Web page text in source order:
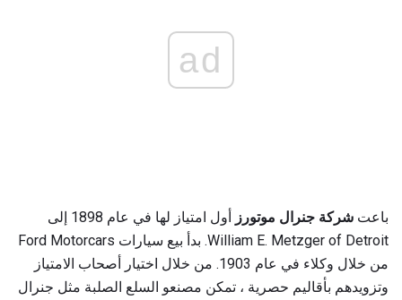
ad
باعت شركة جنرال موتورز
أول امتياز لها في عام 1898 إلى
William E. Metzger of Detroit. بدأ بيع سيارات Ford Motorcars
من خلال وكلاء في عام 1903. من خلال اختيار أصحاب الامتياز
وتزويدهم بأقاليم حصرية ، تمكن مصنعو السلع الصلبة مثل جنرال